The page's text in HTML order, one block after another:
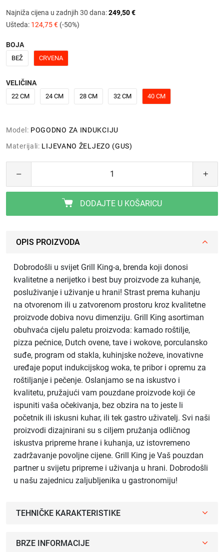
Najniža cijena u zadnjih 30 dana:249,50 €
Ušteda: 124,75 € (-50%)
BOJA
BEŽ CRVENA
VELIČINA
22 CM 24 CM 28 CM 32 CM 40 CM
Model: POGODNO ZA INDUKCIJU
Materijali: LIJEVANO ŽELJEZO (GUS)
DODAJTE U KOŠARICU
OPIS PROIZVODA
Dobrodošli u svijet Grill King-a, brenda koji donosi
kvalitetne a nerijetko i best buy proizvode za kuhanje,
posluživanje i uživanje u hrani! Strast prema kuhanju
na otvorenom ili u zatvorenom prostoru kroz kvalitetne
proizvode dobiva novu dimenziju. Grill King asortiman
obuhvaća cijelu paletu proizvoda: kamado roštilje,
pizza pećnice, Dutch ovene, tave i wokove, porculansko
suđe, program od stakla, kuhinjske noževe, inovativne
uređaje poput indukcijskog woka, te pribor i opremu za
roštiljanje i pečenje. Oslanjamo se na iskustvo i
kvalitetu, pružajući vam pouzdane proizvode koji će
ispuniti vaša očekivanja, bez obzira na to jeste li
početnik ili iskusni kuhar, ili tek gastro uživatelj. Svi naši
proizvodi dizajnirani su s ciljem pružanja odličnog
iskustva pripreme hrane i kuhanja, uz istovremeno
zadržavanje povoljne cijene. Grill King je Vaš pouzdan
partner u svijetu pripreme i uživanja u hrani. Dobrodošli
u našu zajednicu zaljubljenika u gastronomiju!
TEHNIČKE KARAKTERISTIKE
BRZE INFORMACIJE